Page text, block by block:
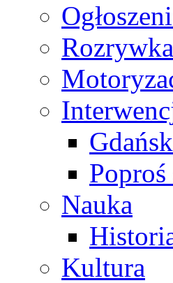
Rozrywka
Nauka
Kultura